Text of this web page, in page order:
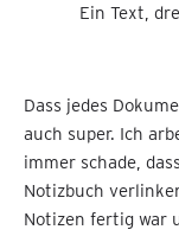
Ein Text,
Dass jedes
auch super. Ich
immer schade,
Notizbuch
Notizen fertig war